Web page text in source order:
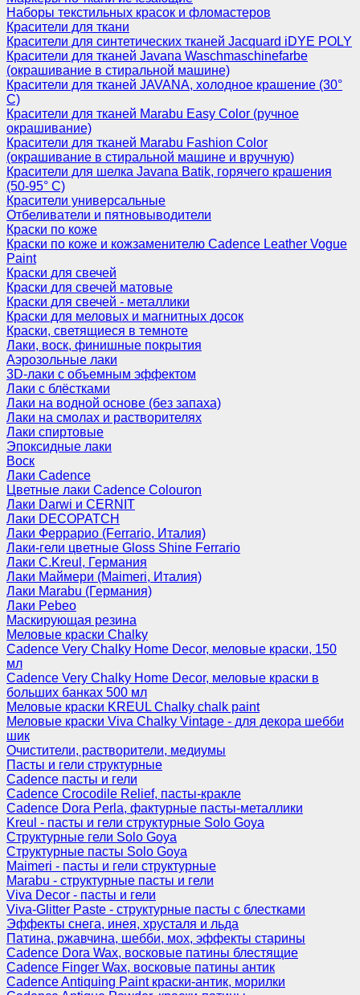
Наборы текстильных красок и фломастеров
Красители для ткани
Красители для синтетических тканей Jacquard iDYE POLY
Красители для тканей Javana Waschmaschinefarbe
(окрашивание в стиральной машине)
Красители для тканей JAVANA, холодное крашение (30°
С)
Красители для тканей Marabu Easy Color (ручное
окрашивание)
Красители для тканей Marabu Fashion Color
(окрашивание в стиральной машине и вручную)
Красители для шелка Javana Batik, горячего крашения
(50-95° С)
Красители универсальные
Отбеливатели и пятновыводители
Краски по коже
Краски по коже и кожзаменителю Cadence Leather Vogue
Paint
Краски для свечей
Краски для свечей матовые
Краски для свечей - металлики
Краски для меловых и магнитных досок
Краски, светящиеся в темноте
Лаки, воск, финишные покрытия
Аэрозольные лаки
3D-лаки с объемным эффектом
Лаки с блёстками
Лаки на водной основе (без запаха)
Лаки на смолах и растворителях
Лаки спиртовые
Эпоксидные лаки
Воск
Лаки Cadence
Цветные лаки Cadence Colouron
Лаки Darwi и CERNIT
Лаки DECOPATCH
Лаки Феррарио (Ferrario, Италия)
Лаки-гели цветные Gloss Shine Ferrario
Лаки C.Kreul, Германия
Лаки Маймери (Maimeri, Италия)
Лаки Marabu (Германия)
Лаки Pebeo
Маскирующая резина
Меловые краски Chalky
Cadence Very Chalky Home Decor, меловые краски, 150
мл
Cadence Very Chalky Home Decor, меловые краски в
больших банках 500 мл
Меловые краски KREUL Chalky chalk paint
Меловые краски Viva Chalky Vintage - для декора шебби
шик
Очистители, растворители, медиумы
Пасты и гели структурные
Cadence пасты и гели
Cadence Crocodile Relief, пасты-кракле
Cadence Dora Perla, фактурные пасты-металлики
Kreul - пасты и гели структурные Solo Goya
Структурные гели Solo Goya
Структурные пасты Solo Goya
Maimeri - пасты и гели структурные
Marabu - структурные пасты и гели
Viva Decor - пасты и гели
Viva-Glitter Paste - структурные пасты с блестками
Эффекты снега, инея, хрусталя и льда
Патина, ржавчина, шебби, мох, эффекты старины
Cadence Dora Wax, восковые патины блестящие
Cadence Finger Wax, восковые патины антик
Сadence Antiquing Paint краски-антик, морилки